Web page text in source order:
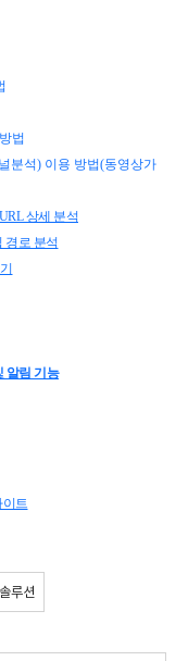
법
분석) 이용 방법(동영상가
상세 분석
경로 분석
알림 기능
이트
루션